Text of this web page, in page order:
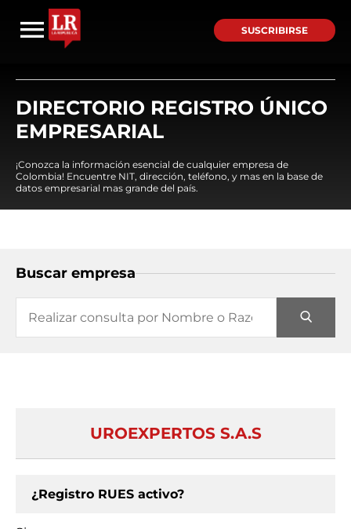
SUSCRIBIRSE
DIRECTORIO REGISTRO ÚNICO
EMPRESARIAL
¡Conozca la información esencial de cualquier empresa de
Colombia! Encuentre NIT, dirección, teléfono, y mas en la base de
datos empresarial mas grande del país.
Buscar empresa
UROEXPERTOS S.A.S
¿Registro RUES activo?